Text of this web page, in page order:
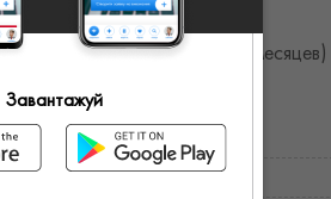
лет, -0.023812558348141 месяцев)
Завантажуй